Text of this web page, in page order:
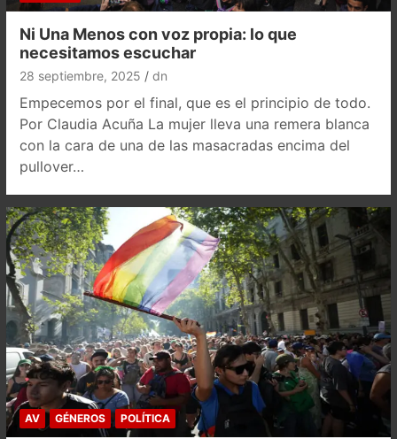
Ni Una Menos con voz propia: lo que
necesitamos escuchar
28 septiembre, 2025 dn
Empecemos por el final, que es el principio de todo.
Por Claudia Acuña La mujer lleva una remera blanca
con la cara de una de las masacradas encima del
pullover…
AV GÉNEROS POLÍTICA